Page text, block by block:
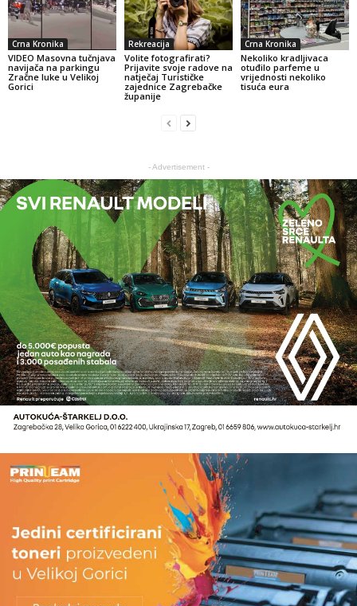
Crna Kronika
VIDEO Masovna tučnjava
navijača na parkingu
Zračne luke u Velikoj
Gorici
Rekreacija
Volite fotografirati?
Prijavite svoje radove na
natječaj Turističke
zajednice Zagrebačke
županije
Crna Kronika
Nekoliko kradljivaca
otuđilo parfeme u
vrijednosti nekoliko
tisuća eura
- Advertisement -